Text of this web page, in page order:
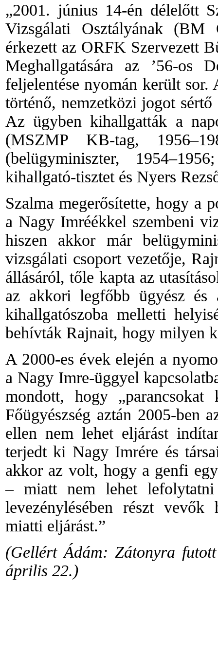
„2001. június 14-én délelőtt
Vizsgálati Osztályának
érkezett az ORFK Szervezett
Meghallgatására az ’56-os
feljelentése nyomán került
történő, nemzetközi jogot
Az ügyben kihallgatták a
(MSZMP KB-tag,
(belügyminiszter,
kihallgató-tisztet és Nyers
Szalma megerősítette, hogy a
a Nagy Imréékkel szembeni
hiszen akkor már
vizsgálati csoport vezetője,
állásáról, tőle kapta az
az akkori legfőbb ügyész és
kihallgatószoba melletti
behívták Rajnait, hogy milyen
A 2000-es évek elején a
a Nagy Imre-üggyel
mondott, hogy
Főügyészség aztán 2005-ben
ellen nem lehet eljárást
terjedt ki Nagy Imrére és
akkor az volt, hogy a genfi
– miatt nem lehet lefolytatni
levezénylésében részt vevők
miatti eljárást.”
(Gellért Ádám: Zátonyra
április 22.)